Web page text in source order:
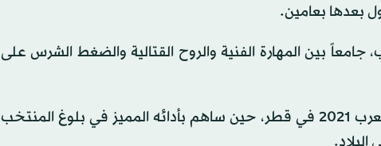
بعدها بعامين.
بين المهارة الفنية والروح القتالية والضغط الشرس على
وبرز اسم المجبري بقوة لدى الجماهير التونسية خلال كأس العرب 2021 في قطر، حين ساهم بأدائه المميز في بلوغ المنتخب